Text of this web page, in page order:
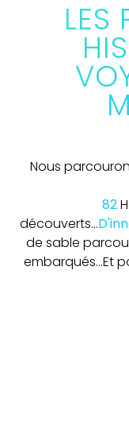
LES
Nous
82
découverts...
de sable
embarqués...Et